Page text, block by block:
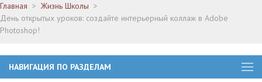
Главная
Жизнь Школы
День открытых уроков: создайте интерьерный коллаж в Adobe
Photoshop!
НАВИГАЦИЯ ПО РАЗДЕЛАМ